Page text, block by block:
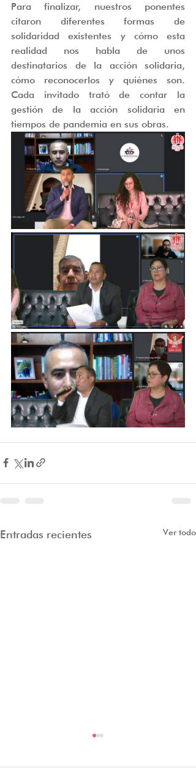
Para finalizar, nuestros ponentes
citaron diferentes formas de
solidaridad existentes y cómo esta
realidad nos habla de unos
destinatarios de la acción solidaria,
cómo reconocerlos y quiénes son.
Cada invitado trató de contar la
gestión de la acción solidaria en
tiempos de pandemia en sus obras.
Entradas recientes Ver todo